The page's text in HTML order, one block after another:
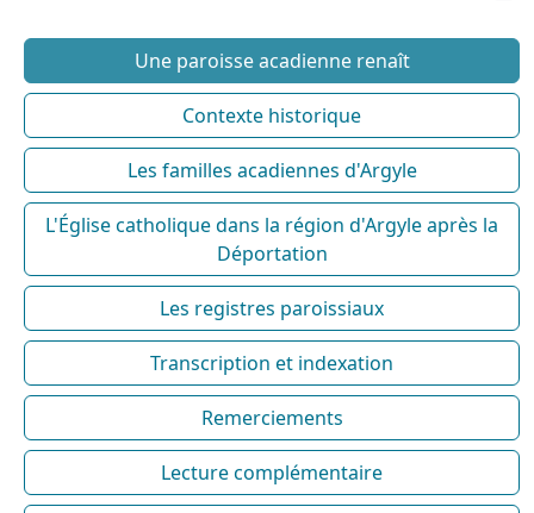
Une paroisse acadienne renaît
Contexte historique
Les familles acadiennes d'Argyle
L'Église catholique dans la région d'Argyle après la
Déportation
Les registres paroissiaux
Transcription et indexation
Remerciements
Lecture complémentaire